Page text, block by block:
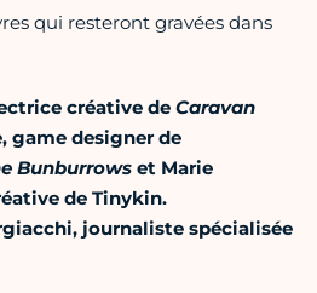
qui resteront gravées dans
créative de Caravan
game designer de
Bunburrows et Marie
de Tinykin.
journaliste spécialisée